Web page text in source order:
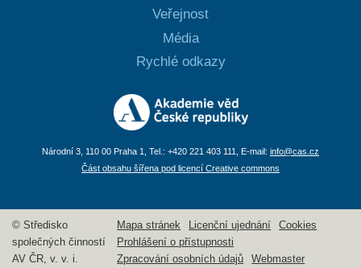
Veřejnost
Média
Rychlé odkazy
Národní 3, 110 00 Praha 1, Tel.: +420 221 403 111, E-mail: info@cas.cz
Část obsahu šířena pod licencí Creative commons
© Středisko
společných činností
AV ČR, v. v. i.
Mapa stránek Licenční ujednání
Cookies
Prohlášení o přístupnosti
Zpracování osobních údajů
Webmaster